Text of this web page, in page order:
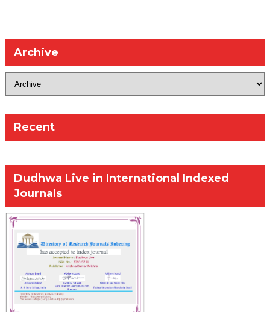
Archive
Recent
Dudhwa Live in International Indexed
Journals